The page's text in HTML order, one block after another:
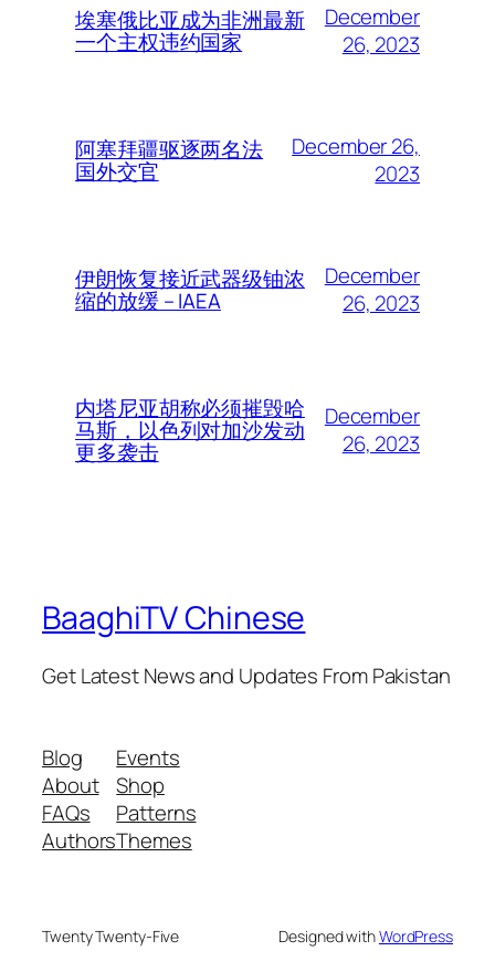
埃塞俄比亚成为非洲最新
一个主权违约国家
December
26, 2023
阿塞拜疆驱逐两名法
国外交官
December 26,
2023
伊朗恢复接近武器级铀浓
缩的放缓 – IAEA
December
26, 2023
内塔尼亚胡称必须摧毁哈
马斯，以色列对加沙发动
更多袭击
December
26, 2023
BaaghiTV Chinese
Get Latest News and Updates From Pakistan
Blog
About
FAQs
Authors
Events
Shop
Patterns
Themes
Twenty Twenty-Five Designed withWordPress